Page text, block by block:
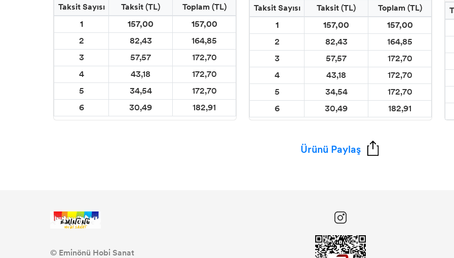
Taksit Sayısı Taksit (TL)
Toplam (TL)
1
157,00
157,00
2
82,43
164,85
3
57,57
172,70
4
43,18
172,70
5
34,54
172,70
6
30,49 182,91
Taksit Sayısı Taksit (TL)
Toplam (TL)
1
157,00
157,00
2
82,43
164,85
3
57,57
172,70
4
43,18
172,70
5
34,54
172,70
6
30,49 182,91
Ürünü Paylaş
© Eminönü Hobi Sanat
CADENCE DERİ BOYASI
CADENCE KOOKY BOYA
WINDY METALİK BOYALAR
WINDY PREMİUM AKRİLİK BOYALAR
VİKTORİA TOZ KUMAŞ BOYALARI
CADENCE FOSFORLU BOYALAR